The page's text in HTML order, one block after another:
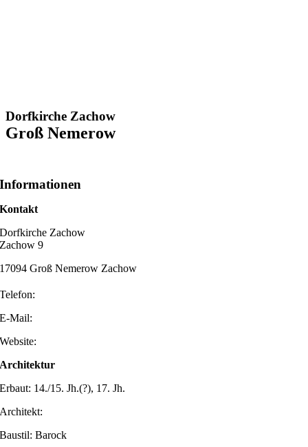
Dorfkirche Zachow
Groß Nemerow
Informationen
Kontakt
Dorfkirche Zachow
Zachow 9
17094 Groß Nemerow Zachow
Telefon:
E-Mail:
Website:
Architektur
Erbaut: 14./15. Jh.(?), 17. Jh.
Architekt:
Baustil: Barock